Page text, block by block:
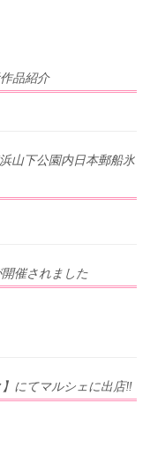
品紹介
山下公園内日本郵船氷
催されました
にてマルシェに出店‼︎